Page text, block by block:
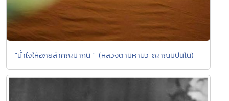
"น้ำใจให้อภัยสำคัญมากนะ" (หลวงตามหาบัว ญาณัมปันโน)